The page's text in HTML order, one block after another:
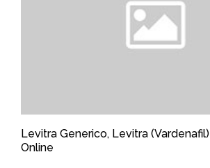
Levitra Generico, Levitra
Online